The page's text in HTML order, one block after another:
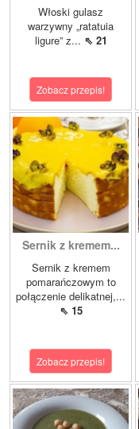
Włoski gulasz
warzywny „ratatuia
ligure” z... ⇖ 21
Zobacz przepis!
Sernik z kremem...
Sernik z kremem
pomarańczowym to
połączenie delikatnej,...
⇖ 15
Zobacz przepis!